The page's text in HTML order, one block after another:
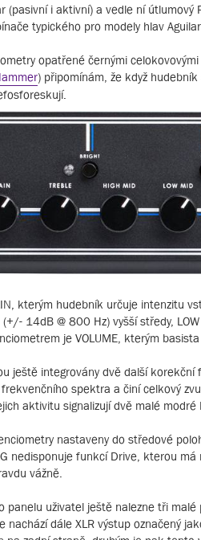
(pasivní i aktivní) a vedle ní
typického pro modely hlav Aguilar
opatřené černými
) připomínám, že když
kterým hudebník určuje intenzitu
(+/- 14dB @ 800 Hz) vyšší středy,
je VOLUME, kterým
ještě integrovány dvě další
spektra a činí celkový
aktivitu signalizují dvě malé modré
nastaveny do středové
nedisponuje funkcí Drive, kterou
vážně.
uživatel ještě nalezne tři malé
nachází dále XLR výstup označený